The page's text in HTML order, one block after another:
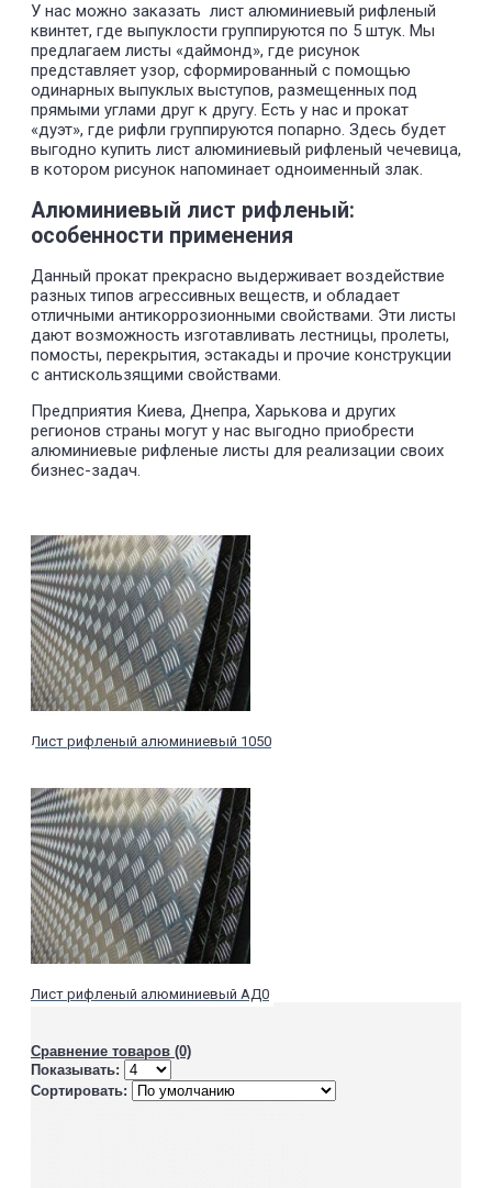
Лист
алюминиевый
рифленый
Квинтет 1050Н24 2,5 1000
алюминиевый
рифленый
Квинтет 1050Н24 2,5 1500
Лист
алюминиевый
рифленый
Квинтет 1050Н24 3 1000
Лист
алюминиевый
1050Н24
Лист
алюминиевый
Квинтет 1050Н24
Лист
алюминиевый
рифленый
Квинтет 1050Н24 3 1500
Лист
алюминиевый
рифленый
Квинтет 1050Н24 4 1000 2000
Лист
рифленый
Лист
алюминиевый
рифленый
Квинтет 1050Н24 4 1500
Лист
алюминиевый
рифленый
Квинтет 1050Н24
Лист
алюминиевый
рифленый
Квинтет 1050Н24
Лист
алюминиевый
рифленый
Ромб 1050Н24
У нас можно заказать лист алюминиевый рифленый
квинтет, где выпуклости группируются по 5 штук. Мы
предлагаем листы «даймонд», где рисунок
представляет узор, сформированный с помощью
одинарных выпуклых выступов, размещенных под
прямыми углами друг к другу. Есть у нас и прокат
«дуэт», где рифли группируются попарно. Здесь будет
выгодно купить лист алюминиевый рифленый чечевица,
в котором рисунок напоминает одноименный злак.
Алюминиевый лист рифленый:
особенности применения
Данный прокат прекрасно выдерживает воздействие
разных типов агрессивных веществ, и обладает
отличными антикоррозионными свойствами. Эти листы
дают возможность изготавливать лестницы, пролеты,
помосты, перекрытия, эстакады и прочие конструкции
с антискользящими свойствами.
Предприятия Киева, Днепра, Харькова и других
регионов страны могут у нас выгодно приобрести
алюминиевые рифленые листы для реализации своих
бизнес-задач.
Лист рифленый алюминиевый 1050
Лист рифленый алюминиевый АД0
Сравнение товаров (0)
Показывать:
Сортировать: